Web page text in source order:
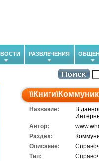
РАЗВЛЕЧЕНИЯ
\\Книги\
Название:
В
Автор:
Раздел:
Описание:
Тип: